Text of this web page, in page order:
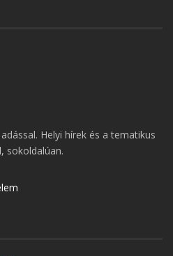
Helyi hírek és a tematikus
sokoldalúan.